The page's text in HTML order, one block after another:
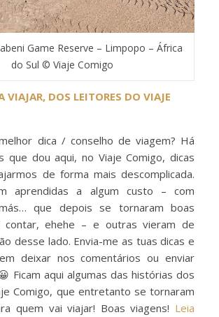
Game Reserve – Limpopo – África
do Sul © Viaje Comigo
VIAJAR, DOS LEITORES DO VIAJE
dica / conselho de viagem? Há
que dou aqui, no Viaje Comigo, dicas
de forma mais descomplicada.
aprendidas a algum custo – com
que depois se tornaram boas
contar, ehehe – e outras vieram de
desse lado. Envia-me as tuas dicas e
deixar nos comentários ou enviar
Ficam aqui algumas das histórias dos
Comigo, que entretanto se tornaram
quem vai viajar! Boas viagens! Leia